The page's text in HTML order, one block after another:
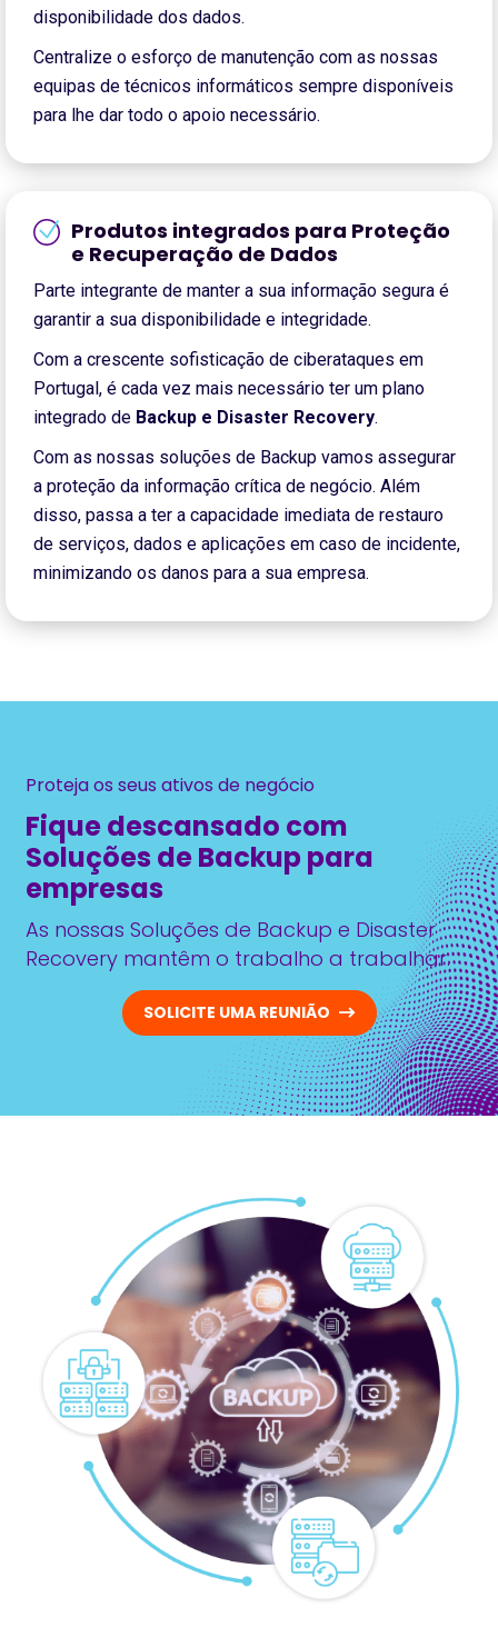
disponibilidade dos dados.
Centralize o esforço de manutenção com as nossas
equipas de técnicos informáticos sempre disponíveis
para lhe dar todo o apoio necessário.
Produtos integrados para Proteção
e Recuperação de Dados
Parte integrante de manter a sua informação segura é
garantir a sua disponibilidade e integridade.
Com a crescente sofisticação de ciberataques em
Portugal, é cada vez mais necessário ter um plano
integrado de Backup e Disaster Recovery.
Com as nossas soluções de Backup vamos assegurar
a proteção da informação crítica de negócio. Além
disso, passa a ter a capacidade imediata de restauro
de serviços, dados e aplicações em caso de incidente,
minimizando os danos para a sua empresa.
Proteja os seus ativos de negócio
Fique descansado com
Soluções de Backup para
empresas
As nossas Soluções de Backup e Disaster
Recovery mantêm o trabalho a trabalhar.
SOLICITE UMA REUNIÃO